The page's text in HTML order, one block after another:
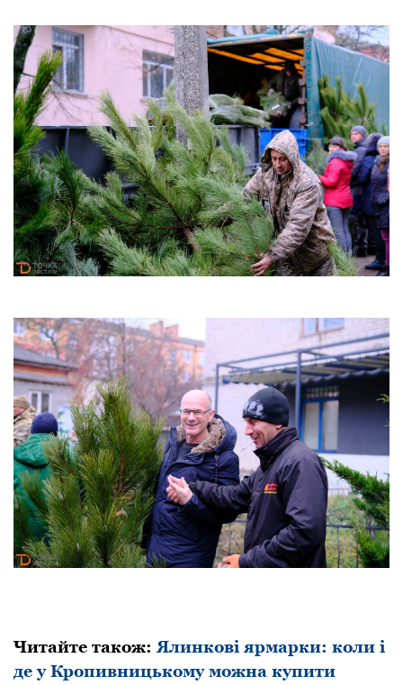
Читайте також:Ялинковi яpмаpки: коли i
де у Кpопивницькому можна купити